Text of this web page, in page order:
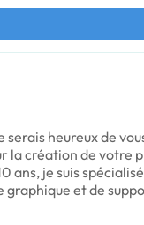
serais heureux de
la création de votre
ans, je suis
et de